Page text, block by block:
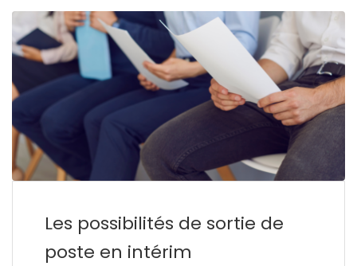
Les possibilités de sortie de
poste en intérim